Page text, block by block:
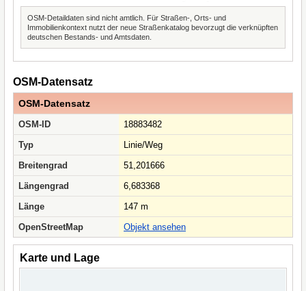
OSM-Detaildaten sind nicht amtlich. Für Straßen-, Orts- und
Immobilienkontext nutzt der neue Straßenkatalog bevorzugt die verknüpften
deutschen Bestands- und Amtsdaten.
OSM-Datensatz
OSM-Datensatz
OSM-ID
18883482
Typ
Linie/Weg
Breitengrad
51,201666
Längengrad
6,683368
Länge
147 m
OpenStreetMap
Objekt ansehen
Karte und Lage